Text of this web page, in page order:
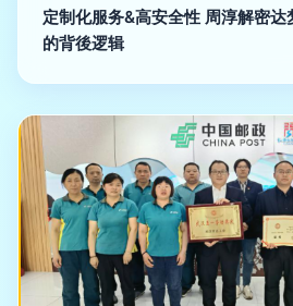
定制化服务&高安全性 周淳解密
的背後逻辑